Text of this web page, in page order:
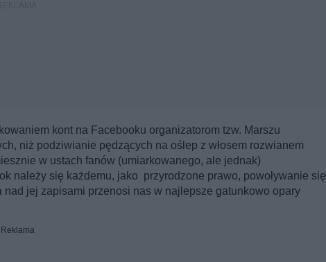
kont na Facebooku organizatorom tzw. Marszu
niż podziwianie pędzących na oślep z włosem rozwianem
w ustach fanów (umiarkowanego, ale jednak)
należy się każdemu, jako przyrodzone prawo, powoływanie się
jej zapisami przenosi nas w najlepsze gatunkowo opary
Reklama